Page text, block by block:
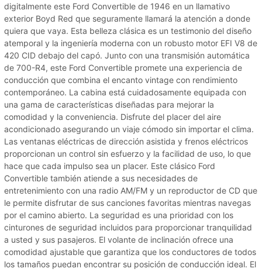
digitalmente este Ford Convertible de 1946 en un llamativo
exterior Boyd Red que seguramente llamará la atención a donde
quiera que vaya. Esta belleza clásica es un testimonio del diseño
atemporal y la ingeniería moderna con un robusto motor EFI V8 de
420 CID debajo del capó. Junto con una transmisión automática
de 700-R4, este Ford Convertible promete una experiencia de
conducción que combina el encanto vintage con rendimiento
contemporáneo. La cabina está cuidadosamente equipada con
una gama de características diseñadas para mejorar la
comodidad y la conveniencia. Disfrute del placer del aire
acondicionado asegurando un viaje cómodo sin importar el clima.
Las ventanas eléctricas de dirección asistida y frenos eléctricos
proporcionan un control sin esfuerzo y la facilidad de uso, lo que
hace que cada impulso sea un placer. Este clásico Ford
Convertible también atiende a sus necesidades de
entretenimiento con una radio AM/FM y un reproductor de CD que
le permite disfrutar de sus canciones favoritas mientras navegas
por el camino abierto. La seguridad es una prioridad con los
cinturones de seguridad incluidos para proporcionar tranquilidad
a usted y sus pasajeros. El volante de inclinación ofrece una
comodidad ajustable que garantiza que los conductores de todos
los tamaños puedan encontrar su posición de conducción ideal. El